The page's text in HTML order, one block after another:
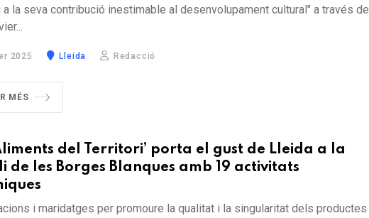
la seva contribució inestimable al desenvolupament cultural" a través de
2025 Lleida Redacció
MÉS
del Territori’ porta el gust de Lleida a la
de les Borges Blanques amb 19 activitats
i maridatges per promoure la qualitat i la singularitat dels productes